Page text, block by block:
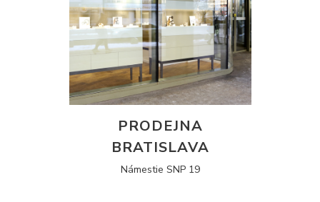
PRODEJNA
BRATISLAVA
Námestie SNP 19